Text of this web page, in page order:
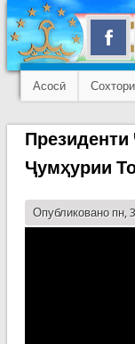
Асосӣ
Ҷумҳурии
Опубликовано пн,